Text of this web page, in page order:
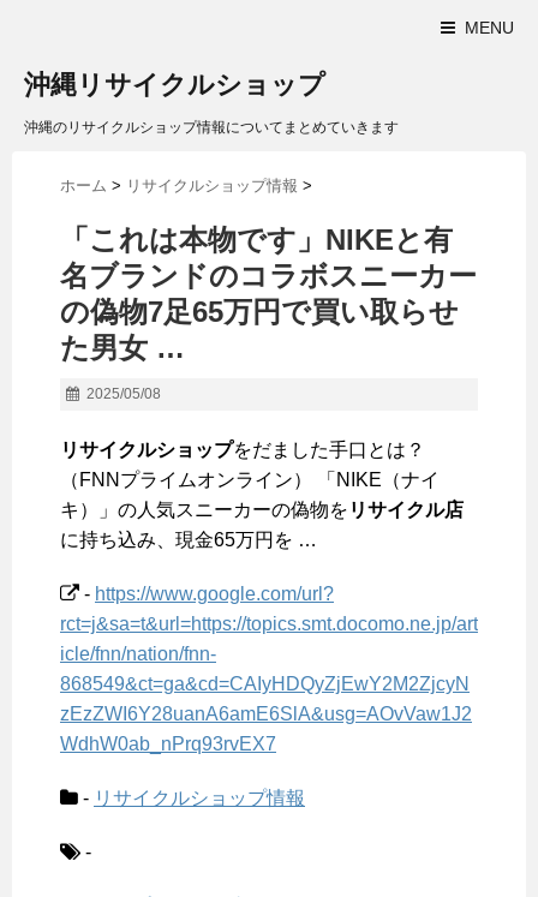
MENU
沖縄リサイクルショップ
沖縄のリサイクルショップ情報についてまとめていきます
ホーム > リサイクルショップ情報 >
「これは本物です」NIKEと有
名ブランドのコラボスニーカー
の偽物7足65万円で買い取らせ
た男女 …
2025/05/08
リサイクルショップをだました手口とは？
（FNNプライムオンライン） 「NIKE（ナイ
キ）」の人気スニーカーの偽物を リサイクル店
に持ち込み、現金65万円を …
- https://www.google.com/url?
rct=j&sa=t&url=https://topics.smt.docomo.ne.jp/art
icle/fnn/nation/fnn-
868549&ct=ga&cd=CAIyHDQyZjEwY2M2ZjcyN
zEzZWI6Y28uanA6amE6SlA&usg=AOvVaw1J2
WdhW0ab_nPrq93rvEX7
- リサイクルショップ情報
-